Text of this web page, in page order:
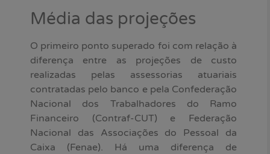
Média das projeções
O primeiro ponto superado foi com relação à
diferença entre as projeções de custo
realizadas pelas assessorias atuariais
contratadas pelo banco e pela Confederação
Nacional dos Trabalhadores do Ramo
Financeiro (Contraf-CUT) e Federação
Nacional das Associações do Pessoal da
Caixa (Fenae). Há uma diferença de